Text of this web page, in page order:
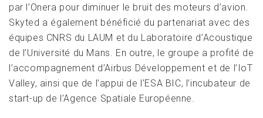
par l’Onera pour diminuer le bruit des moteurs d’avion.
Skyted a également bénéficié du partenariat avec des
équipes CNRS du LAUM et du Laboratoire d’Acoustique
de l’Université du Mans. En outre, le groupe a profité de
l’accompagnement d’Airbus Développement et de l’IoT
Valley, ainsi que de l’appui de l’ESA BIC, l’incubateur de
start-up de l’Agence Spatiale Européenne.